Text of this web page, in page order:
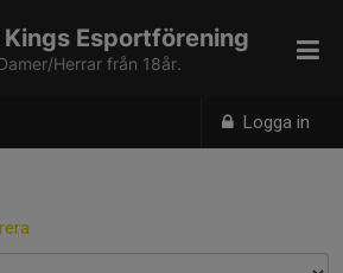
Logga in
Esportförening
Herrar från 18år.